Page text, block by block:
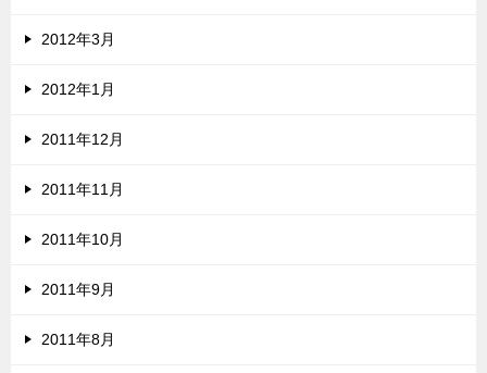
2012年3月
2012年1月
2011年12月
2011年11月
2011年10月
2011年9月
2011年8月